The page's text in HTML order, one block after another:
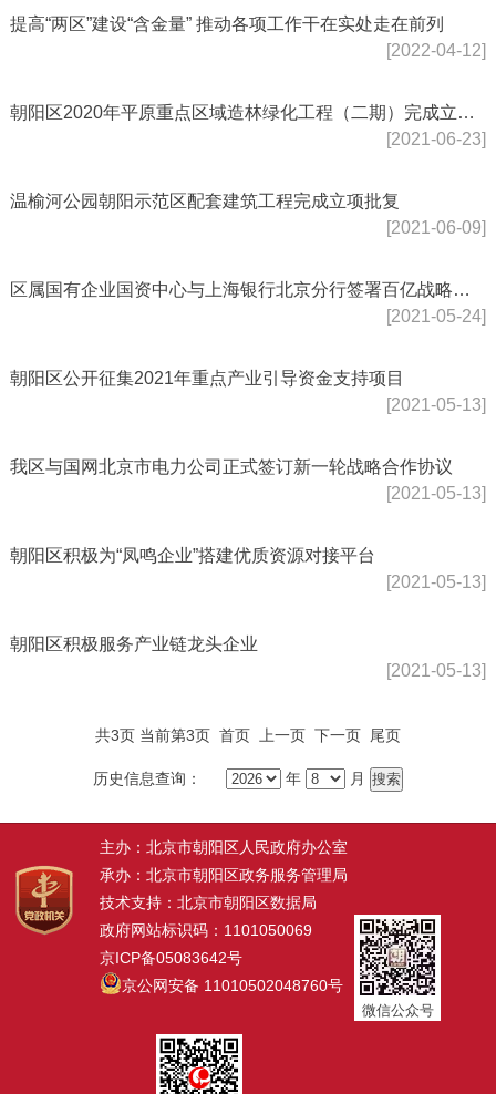
[2022-04-12]
提高“两区”建设“含金量” 推动各项工作干在实处走在前列
[2021-06-23]
朝阳区2020年平原重点区域造林绿化工程（二期）完成立项批复
[2021-06-09]
温榆河公园朝阳示范区配套建筑工程完成立项批复
[2021-05-24]
区属国有企业国资中心与上海银行北京分行签署百亿战略合作协议 打造多元化金融服务体系
[2021-05-13]
朝阳区公开征集2021年重点产业引导资金支持项目
[2021-05-13]
我区与国网北京市电力公司正式签订新一轮战略合作协议
[2021-05-13]
朝阳区积极为“凤鸣企业”搭建优质资源对接平台
[2021-05-13]
朝阳区积极服务产业链龙头企业
共3页 当前第3页 首页 上一页 下一页 尾页
历史信息查询： 年 月
主办：北京市朝阳区人民政府办公室
承办：北京市朝阳区政务服务管理局
技术支持：北京市朝阳区数据局
政府网站标识码：1101050069
京ICP备05083642号
京公网安备 11010502048760号
微信公众号